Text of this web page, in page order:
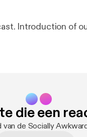
Introduction of
die een
de Socially